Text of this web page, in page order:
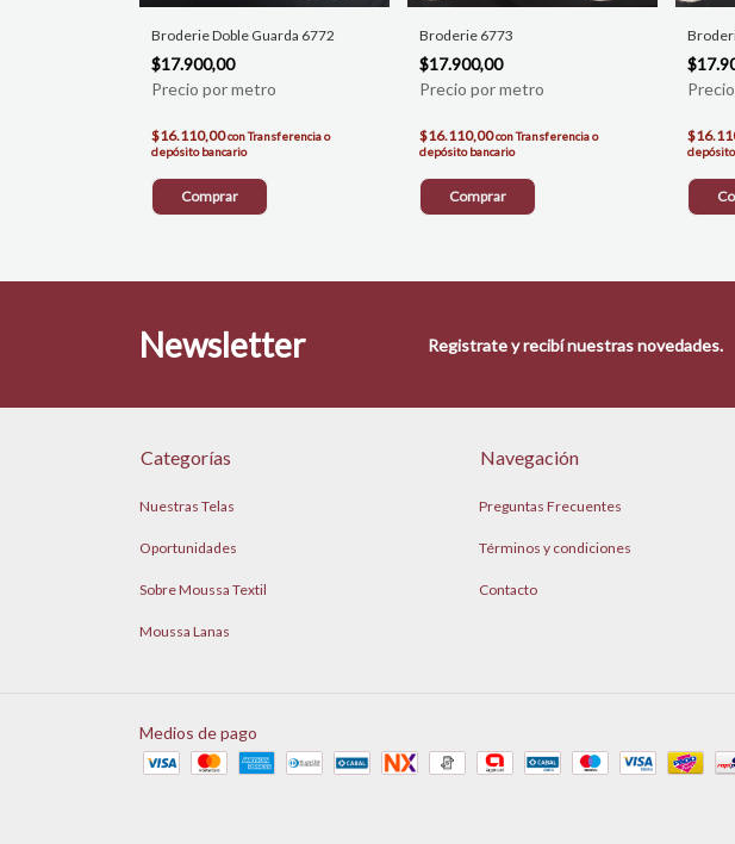
Broderie Doble Guarda 6772
$17.900,00
$16.110,00conTransferencia o
depósito bancario
Comprar
Broderie 6773
$17.900,00
$16.110,00conTransferencia o
depósito bancario
Comprar
Newsletter Registrate y recibí nuestras novedades.
Categorías
Nuestras Telas
Oportunidades
Sobre Moussa Textil
Moussa Lanas
Navegación
Preguntas Frecuentes
Términos y condiciones
Contacto
Medios de pago